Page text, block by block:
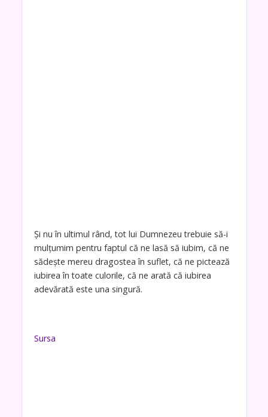
Și nu în ultimul rând, tot lui Dumnezeu trebuie să-i
mulțumim pentru faptul că ne lasă să iubim, că ne
sădește mereu dragostea în suflet, că ne pictează
iubirea în toate culorile, că ne arată că iubirea
adevărată este una singură.
Sursa